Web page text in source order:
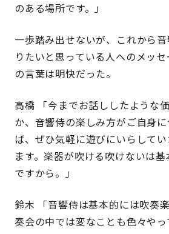
のある場所です。」
一歩踏み出せないが、これから
りたいと思っている人へのメッ
の言葉は明快だった。
高橋 「今までお話ししたような
か、音響侍の楽しみ方がご自身
ば、ぜひ気軽に遊びにいらして
ます。楽器が吹ける吹けないは
ですから。」
鈴木 「音響侍は基本的には吹奏
奏会の中では変なことも色々や